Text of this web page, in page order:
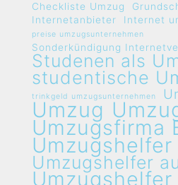
Checkliste Umzug
Internetanbieter
Internet
preise umzugsunternehmen
Sonderkündigung
Studenen als
studentische
trinkgeld umzugsunternehmen
Umzug
Umzugsfirma
Umzugshelfer
Umzugshelfer
Umzugshelfer